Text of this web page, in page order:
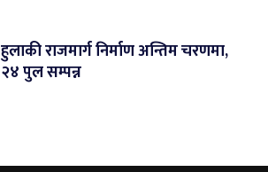
हुलाकी राजमार्ग निर्माण अन्तिम चरणमा,
२४ पुल सम्पन्न